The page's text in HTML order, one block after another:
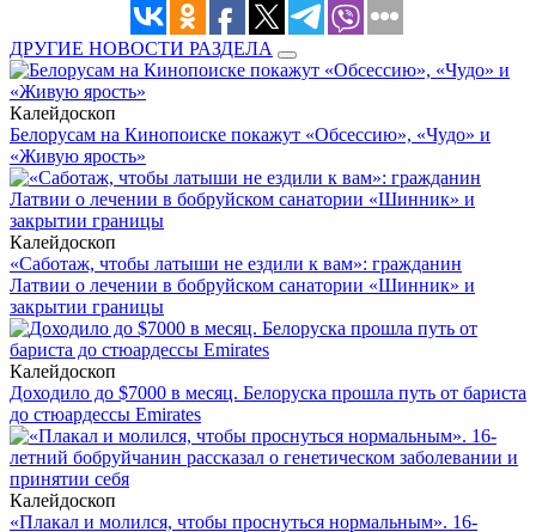
ДРУГИЕ НОВОСТИ РАЗДЕЛА
Калейдоскоп
Белорусам на Кинопоиске покажут «Обсессию», «Чудо» и
«Живую ярость»
Калейдоскоп
«Саботаж, чтобы латыши не ездили к вам»: гражданин
Латвии о лечении в бобруйском санатории «Шинник» и
закрытии границы
Калейдоскоп
Доходило до $7000 в месяц. Белоруска прошла путь от бариста
до стюардессы Emirates
Калейдоскоп
«Плакал и молился, чтобы проснуться нормальным». 16-